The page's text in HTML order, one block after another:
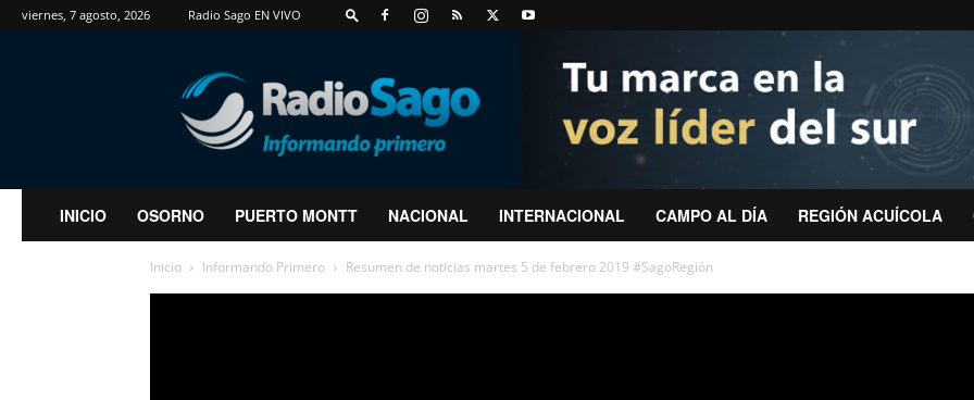
viernes, 7 agosto, 2026 Radio Sago EN VIVO
RadioSago
INICIO OSORNO PUERTO MONTT NACIONAL INTERNACIONAL CAMPO AL DÍA REGIÓN ACUÍCOLA
Inicio Informando Primero Resumen de noticias martes 5 de febrero 2019 #SagoRegión